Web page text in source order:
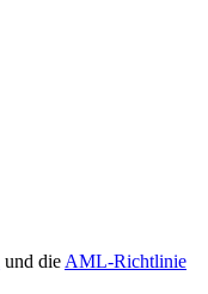
und die AML-Richtlinie